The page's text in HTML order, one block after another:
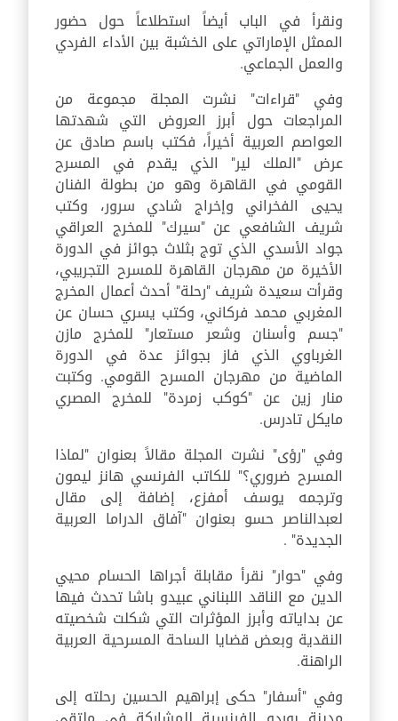
ونقرأ في الباب أيضاً استطلاعاً حول حضور
الممثل الإماراتي على الخشبة بين الأداء الفردي
والعمل الجماعي.
وفي "قراءات" نشرت المجلة مجموعة من
المراجعات حول أبرز العروض التي شهدتها
العواصم العربية أخيراً، فكتب باسم صادق عن
عرض "الملك لير" الذي يقدم في المسرح
القومي في القاهرة وهو من بطولة الفنان
يحيى الفخراني وإخراج شادي سرور، وكتب
شريف الشافعي عن "سيرك" للمخرج العراقي
جواد الأسدي الذي توج بثلاث جوائز في الدورة
الأخيرة من مهرجان القاهرة للمسرح التجريبي،
وقرأت سعيدة شريف "رحلة" أحدث أعمال المخرج
المغربي محمد فركاني، وكتب يسري حسان عن
"جسم وأسنان وشعر مستعار" للمخرج مازن
الغرباوي الذي فاز بجوائز عدة في الدورة
الماضية من مهرجان المسرح القومي. وكتبت
منار زين عن "كوكب زمردة" للمخرج المصري
مايكل تادرس.
وفي "رؤى" نشرت المجلة مقالاً بعنوان "لماذا
المسرح ضروري؟" للكاتب الفرنسي هانز ليمون
وترجمه يوسف أمفزع، إضافة إلى مقال
لعبدالناصر حسو بعنوان "آفاق الدراما العربية
الجديدة" .
وفي "حوار" نقرأ مقابلة أجراها الحسام محيي
الدين مع الناقد اللبناني عبيدو باشا تحدث فيها
عن بداياته وأبرز المؤثرات التي شكلت شخصيته
النقدية وبعض قضايا الساحة المسرحية العربية
الراهنة.
وفي "أسفار" حكى إبراهيم الحسين رحلته إلى